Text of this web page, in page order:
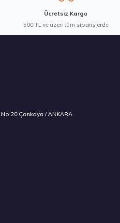
Ücretsiz Kargo
500 TL ve üzeri tüm siparişlerde
Çankaya / ANKARA